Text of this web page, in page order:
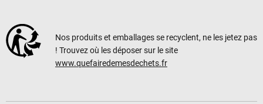
Nos produits et emballages se recyclent, ne les jetez pas
! Trouvez où les déposer sur le site
www.quefairedemesdechets.fr